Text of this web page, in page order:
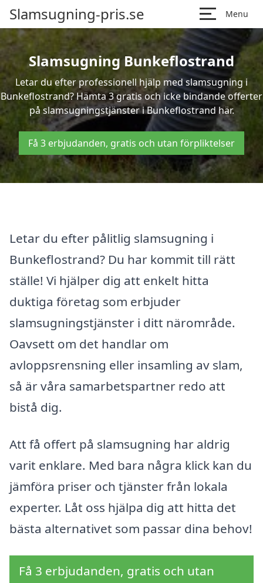
Slamsugning-pris.se Menu
Slamsugning Bunkeflostrand
Letar du efter professionell hjälp med slamsugning i
Bunkeflostrand? Hämta 3 gratis och icke bindande offerter
på slamsugningstjänster i Bunkeflostrand här.
Få 3 erbjudanden, gratis och utan förpliktelser
Letar du efter pålitlig slamsugning i
Bunkeflostrand? Du har kommit till rätt
ställe! Vi hjälper dig att enkelt hitta
duktiga företag som erbjuder
slamsugningstjänster i ditt närområde.
Oavsett om det handlar om
avloppsrensning eller insamling av slam,
så är våra samarbetspartner redo att
bistå dig.
Att få offert på slamsugning har aldrig
varit enklare. Med bara några klick kan du
jämföra priser och tjänster från lokala
experter. Låt oss hjälpa dig att hitta det
bästa alternativet som passar dina behov!
Få 3 erbjudanden, gratis och utan